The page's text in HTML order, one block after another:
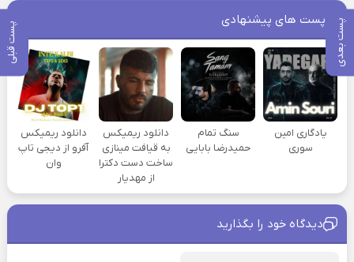
پست بعدی پست قبلی
پست های پیشنهادی
یادگاری امین
سوری
سنگ تمام
حمیدرضا بابایی
دانلود ریمیکس
به قیافت مینازی
ساخت دست دکترا
از مهدیار
دانلود ریمیکس
آفرو از ديجی تاپ
وان
دیدگاه خود را بگذارید